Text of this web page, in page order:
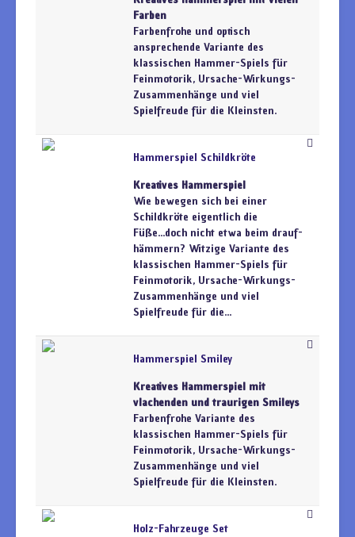
Farben
Farbenfrohe und optisch
ansprechende Variante des
klassischen Hammer-Spiels für
Feinmotorik, Ursache-Wirkungs-
Zusammenhänge und viel
Spielfreude für die Kleinsten.
Hammerspiel Schildkröte
Kreatives Hammerspiel
Wie bewegen sich bei einer
Schildkröte eigentlich die
Füße...doch nicht etwa beim drauf-
hämmern? Witzige Variante des
klassischen Hammer-Spiels für
Feinmotorik, Ursache-Wirkungs-
Zusammenhänge und viel
Spielfreude für die...
Hammerspiel Smiley
Kreatives Hammerspiel mit
vlachenden und traurigen Smileys
Farbenfrohe Variante des
klassischen Hammer-Spiels für
Feinmotorik, Ursache-Wirkungs-
Zusammenhänge und viel
Spielfreude für die Kleinsten.
Holz-Fahrzeuge Set